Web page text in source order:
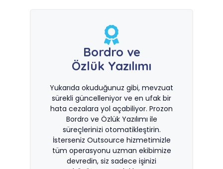
Bordro ve
Özlük Yazılımı
Yukarıda okuduğunuz gibi, mevzuat
sürekli güncelleniyor ve en ufak bir
hata cezalara yol açabiliyor. Prozon
Bordro ve Özlük Yazılımı ile
süreçlerinizi otomatikleştirin.
İsterseniz Outsource hizmetimizle
tüm operasyonu uzman ekibimize
devredin, siz sadece işinizi